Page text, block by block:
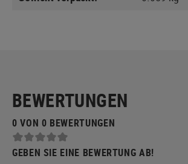
BEWERTUNGEN
0 VON 0 BEWERTUNGEN
GEBEN SIE EINE BEWERTUNG AB!